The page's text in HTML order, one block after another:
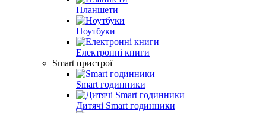
Планшети
Ноутбуки
Електронні книги
Smart пристрої
Smart годинники
Дитячі Smart годинники